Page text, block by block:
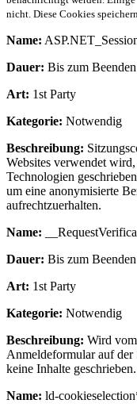
nicht. Diese Cookies
Name:
Dauer: Bis zum
Art: 1st Party
Kategorie: Notwendig
Beschreibung:
Websites verwendet
Technologien
um eine anonymisierte
aufrechtzuerhalten.
Name:
Dauer: Bis zum
Art: 1st Party
Kategorie: Notwendig
Beschreibung: Wird
Anmeldeformular auf der
keine Inhalte geschrieben.
Name: ld-